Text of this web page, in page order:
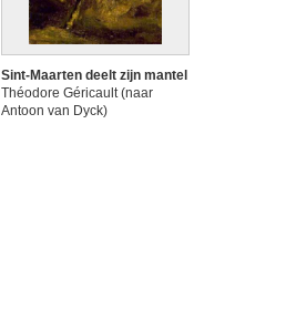
Sint-Maarten deelt zijn mantel
Théodore Géricault (naar
Antoon van Dyck)